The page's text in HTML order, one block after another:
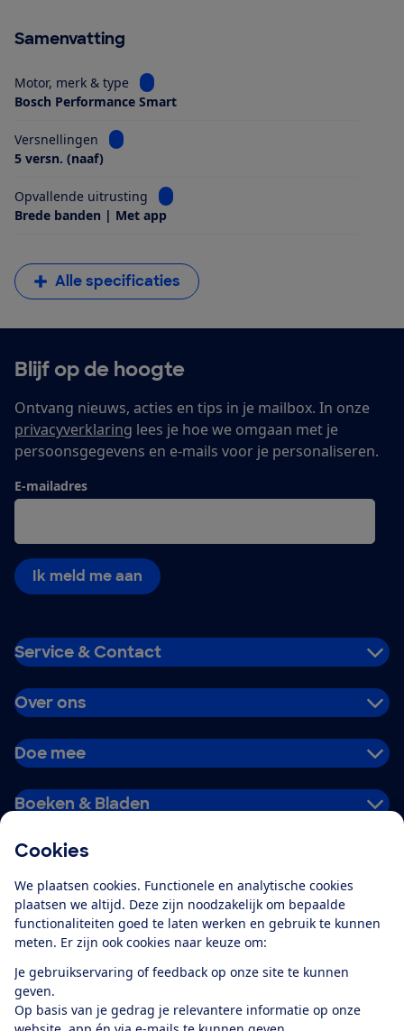
Cookies
We plaatsen cookies. Functionele en analytische cookies
plaatsen we altijd. Deze zijn noodzakelijk om bepaalde
functionaliteiten goed te laten werken en gebruik te kunnen
meten. Er zijn ook cookies naar keuze om:
Je gebruikservaring of feedback op onze site te kunnen
geven.
Op basis van je gedrag je relevantere informatie op onze
Samenvatting
Motor, merk & type
Bekijk informatie voor Motor, merk & type
Bosch Performance Smart
Versnellingen
Bekijk informatie voor Versnellingen
5 versn. (naaf)
Opvallende uitrusting
Bekijk informatie voor Opvallende
Brede banden | Met app
Alle specificaties
Blijf op de hoogte
Ontvang nieuws, acties en tips in je mailbox. In onze
privacyverklaring lees je hoe we omgaan met je
persoonsgegevens en e-mails voor je personaliseren.
E-mailadres
Ik meld me aan
Service & Contact
Over ons
Doe mee
Boeken & Bladen
Alles over de
app